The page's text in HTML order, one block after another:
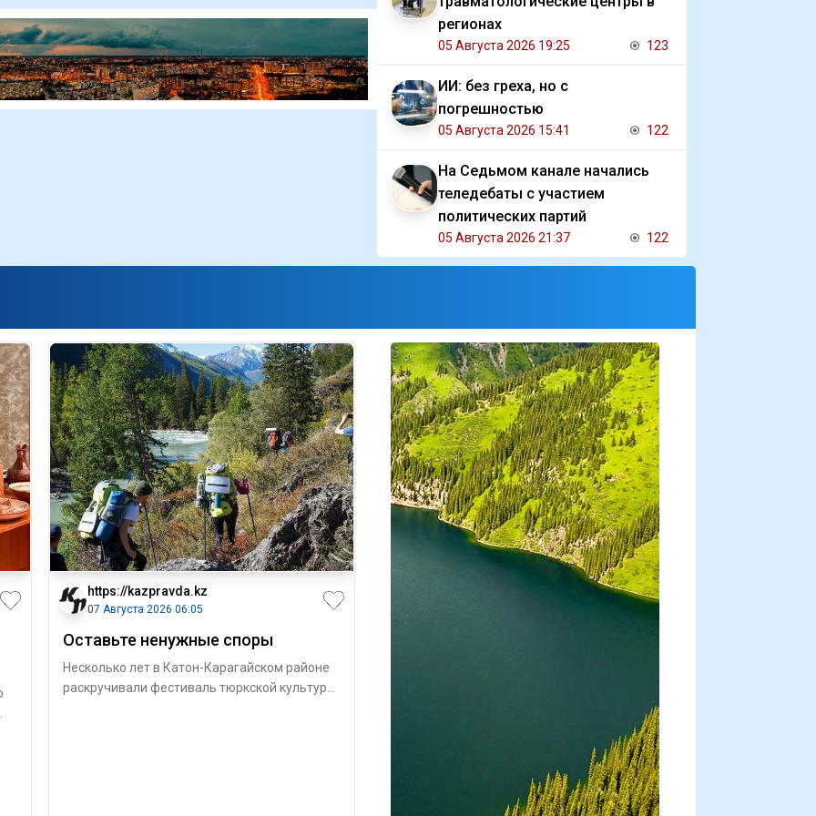
регионах
05 Августа 2026 19:25 123
ИИ: без греха, но с
погрешностью
05 Августа 2026 15:41 122
На Седьмом канале начались
теледебаты с участием
политических партий
05 Августа 2026 21:37 122
https://kazpravda.kz
07 Августа 2026 06:05
Оставьте ненужные споры
Несколько лет в Катон-Карагайском районе
раскручивали фестиваль тюркской культуры.